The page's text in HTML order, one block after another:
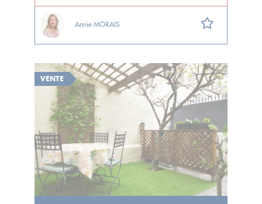
Annie MORAIS
VENTE